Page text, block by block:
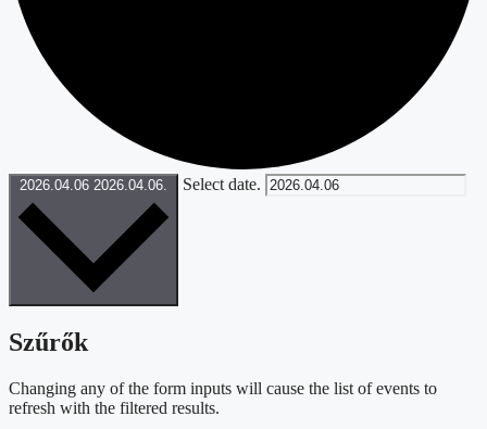
2026.04.06 2026.04.06. Select date.
Szűrők
Changing any of the form inputs will cause the list of events to
refresh with the filtered results.